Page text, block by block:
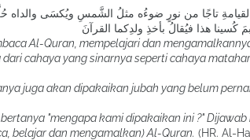
تاجًا من نورٍ ضوءُه مثلُ الشَّمسِ ويُكسَى والداه
كُسينا هذا فيُقالُ بأخذِ ولدِكما القرآنَ
Al-Quran, mempelajari dan
cahaya yang sinarnya seperti cahaya
juga akan dipakaikan jubah yang belum
"mengapa kami dipakaikan ini ?"
belajar dan mengamalkan) Al-Quran. (HR. Al-